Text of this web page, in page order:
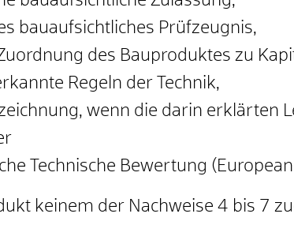
bauaufsichtliches Prüfzeugnis,
des Bauproduktes zu
Regeln der Technik,
wenn die darin erklärten
Technische Bewertung
keinem der Nachweise 4 bis 7